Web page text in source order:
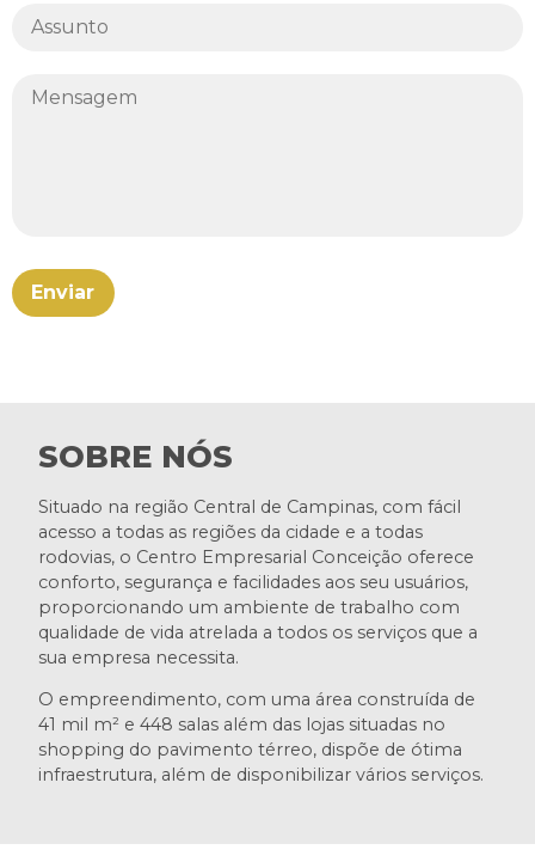
SOBRE NÓS
Situado na região Central de Campinas, com fácil
acesso a todas as regiões da cidade e a todas
rodovias, o Centro Empresarial Conceição oferece
conforto, segurança e facilidades aos seu usuários,
proporcionando um ambiente de trabalho com
qualidade de vida atrelada a todos os serviços que a
sua empresa necessita.
O empreendimento, com uma área construída de
41 mil m² e 448 salas além das lojas situadas no
shopping do pavimento térreo, dispõe de ótima
infraestrutura, além de disponibilizar vários serviços.